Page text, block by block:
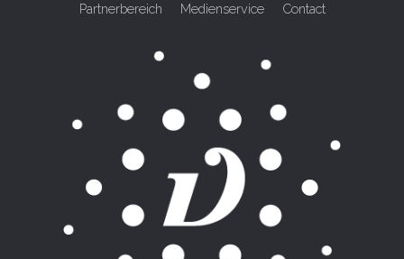
Partnerbereich Medienservice Contact